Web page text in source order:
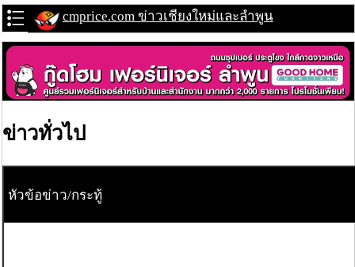
cmprice.com ข่าวเชียงใหม่และลำพูน
ข่าวทั่วไป
หัวข้อข่าว/กระทู้